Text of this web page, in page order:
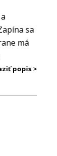
popis >
sa
má
je